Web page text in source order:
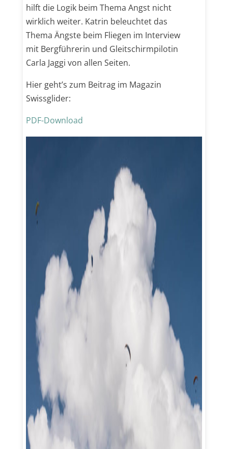
hilft die Logik beim Thema Angst nicht
wirklich weiter. Katrin beleuchtet das
Thema Ängste beim Fliegen im Interview
mit Bergführerin und Gleitschirmpilotin
Carla Jaggi von allen Seiten.
Hier geht’s zum Beitrag im Magazin
Swissglider:
PDF-Download